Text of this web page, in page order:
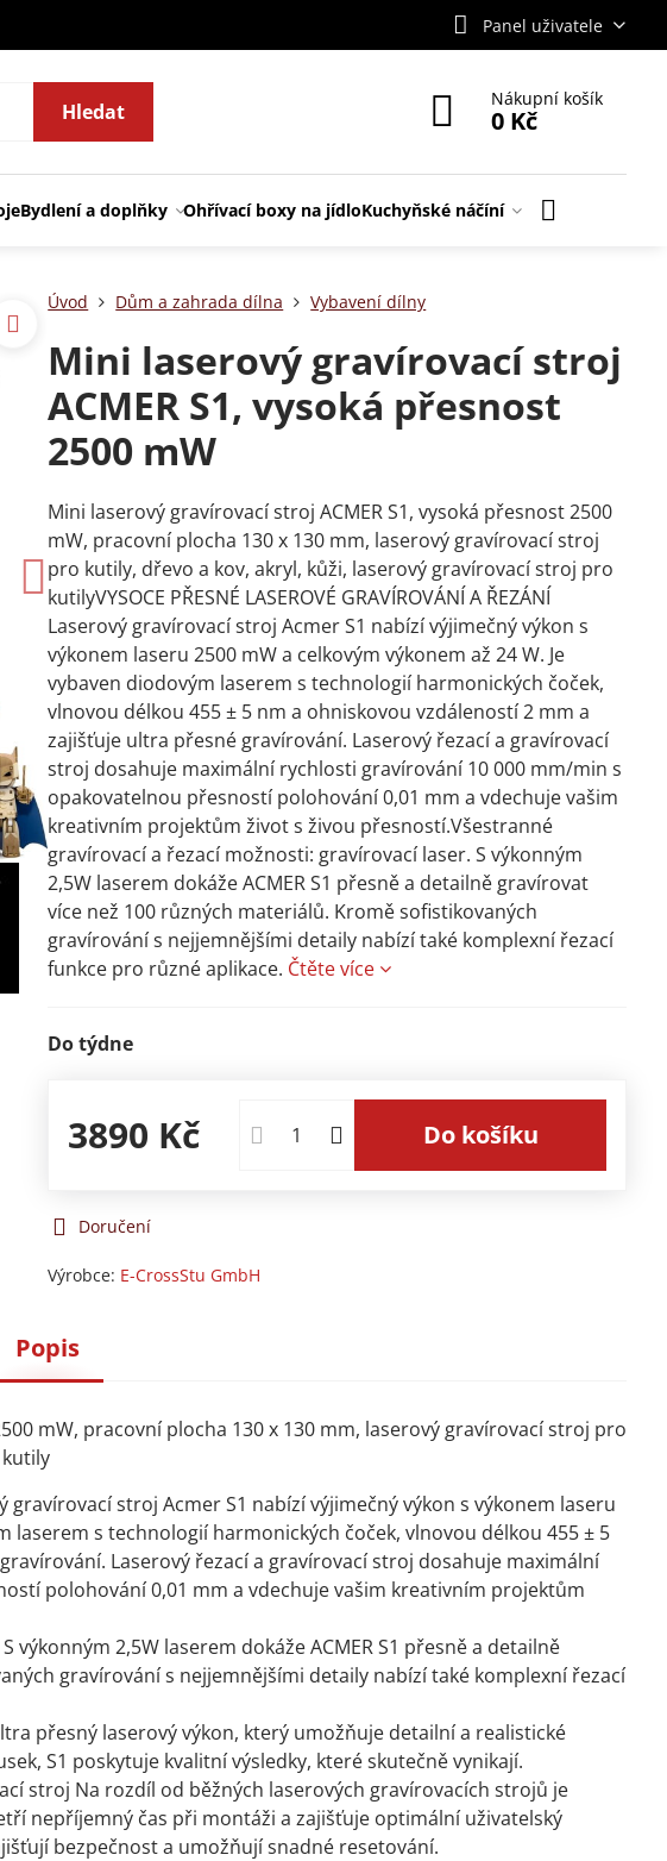
Panel uživatele
Hledat
Nákupní košík
0 Kč
Bydlení a doplňky Ohřívací boxy na jídloKuchyňské náčíní
Úvod Dům a zahrada dílna Vybavení dílny
Mini laserový gravírovací stroj
ACMER S1, vysoká přesnost
2500 mW
Mini laserový gravírovací stroj ACMER S1, vysoká přesnost 2500
mW, pracovní plocha 130 x 130 mm, laserový gravírovací stroj
pro kutily, dřevo a kov, akryl, kůži, laserový gravírovací stroj pro
kutilyVYSOCE PŘESNÉ LASEROVÉ GRAVÍROVÁNÍ A ŘEZÁNÍ
Laserový gravírovací stroj Acmer S1 nabízí výjimečný výkon s
výkonem laseru 2500 mW a celkovým výkonem až 24 W. Je
vybaven diodovým laserem s technologií harmonických čoček,
vlnovou délkou 455 ± 5 nm a ohniskovou vzdáleností 2 mm a
zajišťuje ultra přesné gravírování. Laserový řezací a gravírovací
stroj dosahuje maximální rychlosti gravírování 10 000 mm/min s
opakovatelnou přesností polohování 0,01 mm a vdechuje vašim
kreativním projektům život s živou přesností.Všestranné
gravírovací a řezací možnosti: gravírovací laser. S výkonným
2,5W laserem dokáže ACMER S1 přesně a detailně gravírovat
více než 100 různých materiálů. Kromě sofistikovaných
gravírování s nejjemnějšími detaily nabízí také komplexní řezací
funkce pro různé aplikace. Čtěte více
Do týdne
3890 Kč Do košíku
Doručení
Výrobce: E-CrossStu GmbH​
Popis
mW, pracovní plocha 130 x 130 mm, laserový gravírovací stroj pro
gravírovací stroj Acmer S1 nabízí výjimečný výkon s výkonem laseru
laserem s technologií harmonických čoček, vlnovou délkou 455 ± 5
Laserový řezací a gravírovací stroj dosahuje maximální
polohování 0,01 mm a vdechuje vašim kreativním projektům
2,5W laserem dokáže ACMER S1 přesně a detailně
gravírování s nejjemnějšími detaily nabízí také komplexní řezací
přesný laserový výkon, který umožňuje detailní a realistické
S1 poskytuje kvalitní výsledky, které skutečně vynikají.
stroj Na rozdíl od běžných laserových gravírovacích strojů je
nepříjemný čas při montáži a zajišťuje optimální uživatelský
bezpečnost a umožňují snadné resetování.